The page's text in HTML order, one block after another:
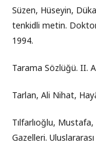
Süzen, Hüseyin,
tenkidli metin.
1994.
Tarama Sözlüğü. II.
Tarlan, Ali Nihat,
Tılfarlıoğlu,
Gazelleri.